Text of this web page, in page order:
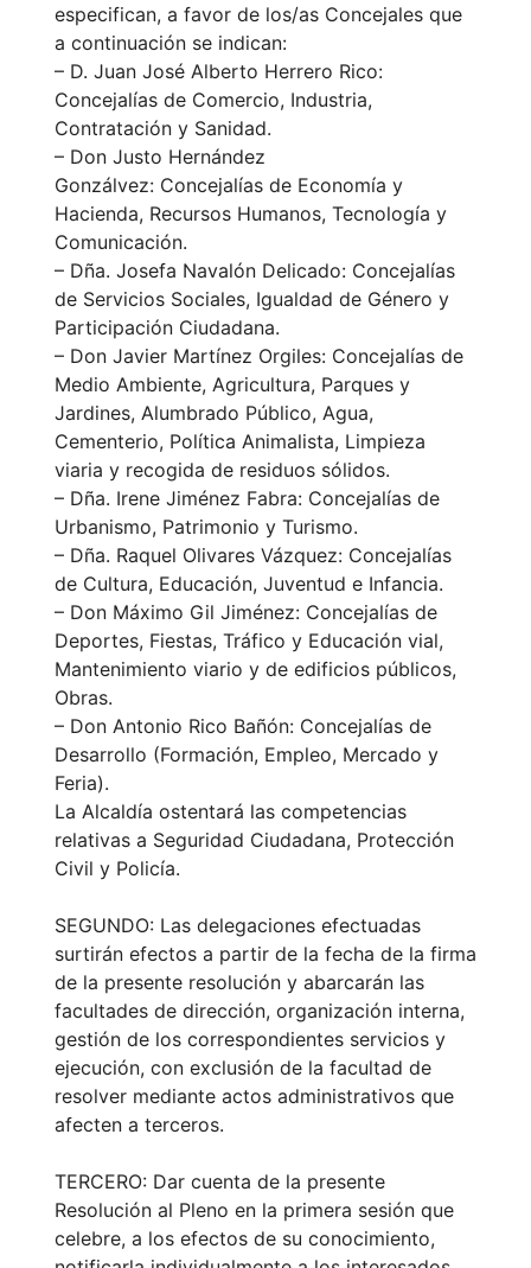
especifican, a favor de los/as Concejales que
a continuación se indican:
– D. Juan José Alberto Herrero Rico:
Concejalías de Comercio, Industria,
Contratación y Sanidad.
– Don Justo Hernández
Gonzálvez: Concejalías de Economía y
Hacienda, Recursos Humanos, Tecnología y
Comunicación.
– Dña. Josefa Navalón Delicado: Concejalías
de Servicios Sociales, Igualdad de Género y
Participación Ciudadana.
– Don Javier Martínez Orgiles: Concejalías de
Medio Ambiente, Agricultura, Parques y
Jardines, Alumbrado Público, Agua,
Cementerio, Política Animalista, Limpieza
viaria y recogida de residuos sólidos.
– Dña. Irene Jiménez Fabra: Concejalías de
Urbanismo, Patrimonio y Turismo.
– Dña. Raquel Olivares Vázquez: Concejalías
de Cultura, Educación, Juventud e Infancia.
– Don Máximo Gil Jiménez: Concejalías de
Deportes, Fiestas, Tráfico y Educación vial,
Mantenimiento viario y de edificios públicos,
Obras.
– Don Antonio Rico Bañón: Concejalías de
Desarrollo (Formación, Empleo, Mercado y
Feria).
La Alcaldía ostentará las competencias
relativas a Seguridad Ciudadana, Protección
Civil y Policía.
SEGUNDO: Las delegaciones efectuadas
surtirán efectos a partir de la fecha de la firma
de la presente resolución y abarcarán las
facultades de dirección, organización interna,
gestión de los correspondientes servicios y
ejecución, con exclusión de la facultad de
resolver mediante actos administrativos que
afecten a terceros.
TERCERO: Dar cuenta de la presente
Resolución al Pleno en la primera sesión que
celebre, a los efectos de su conocimiento,